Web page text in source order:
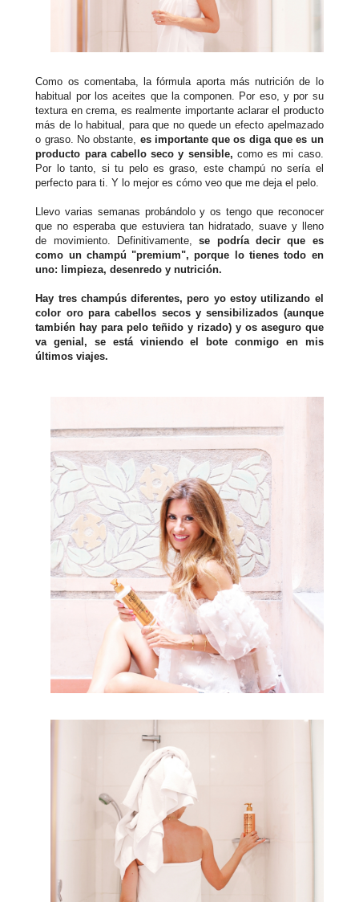
Como os comentaba, la fórmula aporta más nutrición de lo
habitual por los aceites que la componen. Por eso, y por su
textura en crema, es realmente importante aclarar el producto
más de lo habitual, para que no quede un efecto apelmazado
o graso. No obstante, es importante que os diga que es un
producto para cabello seco y sensible, como es mi caso.
Por lo tanto, si tu pelo es graso, este champú no sería el
perfecto para ti. Y lo mejor es cómo veo que me deja el pelo.
Llevo varias semanas probándolo y os tengo que reconocer
que no esperaba que estuviera tan hidratado, suave y lleno
de movimiento. Definitivamente,se podría decir que es
como un champú "premium", porque lo tienes todo en
uno: limpieza, desenredo y nutrición.
Hay tres champús diferentes, pero yo estoy utilizando el
color oro para cabellos secos y sensibilizados (aunque
también hay para pelo teñido y rizado) y os aseguro que
va genial, se está viniendo el bote conmigo en mis
últimos viajes.